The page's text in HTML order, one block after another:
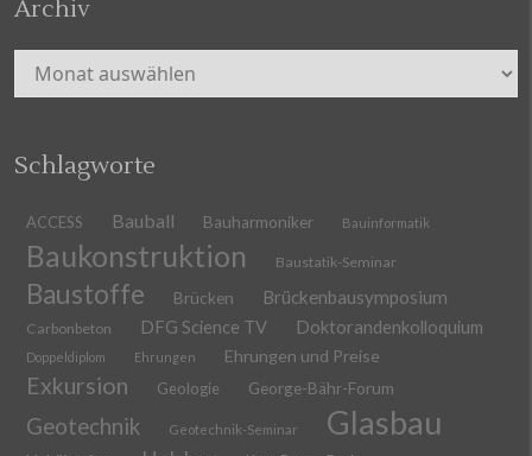
Archiv
Archiv
Schlagworte
ACCESS Bauball Bauharmoniker Bauinformatik
Baukonstruktion Baustatik-Seminar
Baustoffe Brücken Brückenbausymposium
Carbonbeton DFG Science TV Doktorandenkolloquium
Doppeldiplom Ehrungen Ehrungen und Preise
Exkursion Geologie George-Bähr-Forum
Geotechnik Geotechnik-Seminar Glasbau